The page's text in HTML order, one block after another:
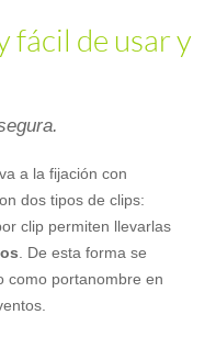
fácil de usar y
a la fijación con
dos tipos de clips:
clip permiten llevarlas
. De esta forma se
como portanombre en